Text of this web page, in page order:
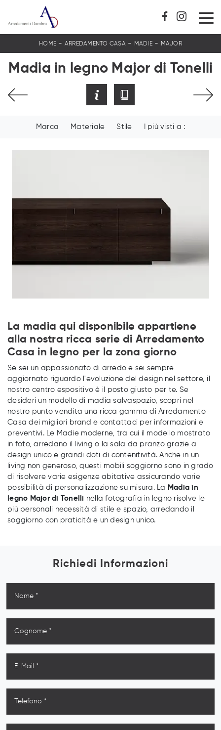
HOME - ARREDAMENTO CASA- MADIE - MAJOR
Madia in legno Major di Tonelli
Marca Materiale Stile I più visti a :
La madia qui disponibile appartiene
alla nostra ricca serie di Arredamento
Casa in legno per la zona giorno
Se sei un appassionato di arredo e sei sempre
aggiornato riguardo l'evoluzione del design nel settore, il
nostro centro espositivo è il posto giusto per te. Se
desideri un modello di madia salvaspazio, scopri nel
nostro punto vendita una ricca gamma di Arredamento
Casa dei migliori brand e contattaci per informazioni e
preventivi. Le Madie moderne, tra cui il modello mostrato
in foto, arredano il living o la sala da pranzo grazie a
design unico e grandi doti di contenitività. Anche in un
living non generoso, questi mobili soggiorno sono in grado
di risolvere varie esigenze abitative assicurando varie
possibilità di personalizzazione su misura. La Madia in
legno Major di Tonelli
nella fotografia in legno risolve le
più personali necessità di stile e spazio, arredando il
soggiorno con praticità e un design unico.
Richiedi Informazioni